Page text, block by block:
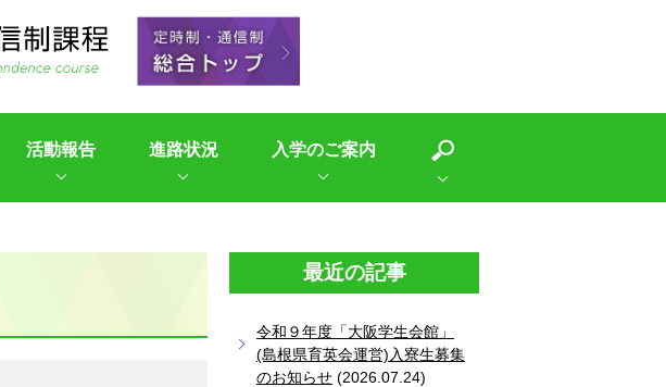
活動報告 進路状況 入学のご案内
最近の記事
令和９年度「大阪学生会館」
(島根県育英会運営)入寮生募集
のお知らせ (2026.07.24)